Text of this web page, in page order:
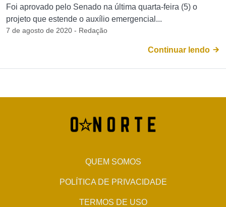
Foi aprovado pelo Senado na última quarta-feira (5) o
projeto que estende o auxílio emergencial...
7 de agosto de 2020 - Redação
Continuar lendo
QUEM SOMOS
POLÍTICA DE PRIVACIDADE
TERMOS DE USO